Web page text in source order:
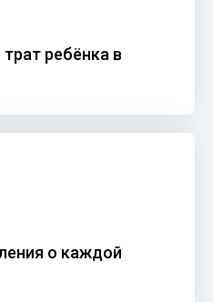
ребёнка в
о каждой